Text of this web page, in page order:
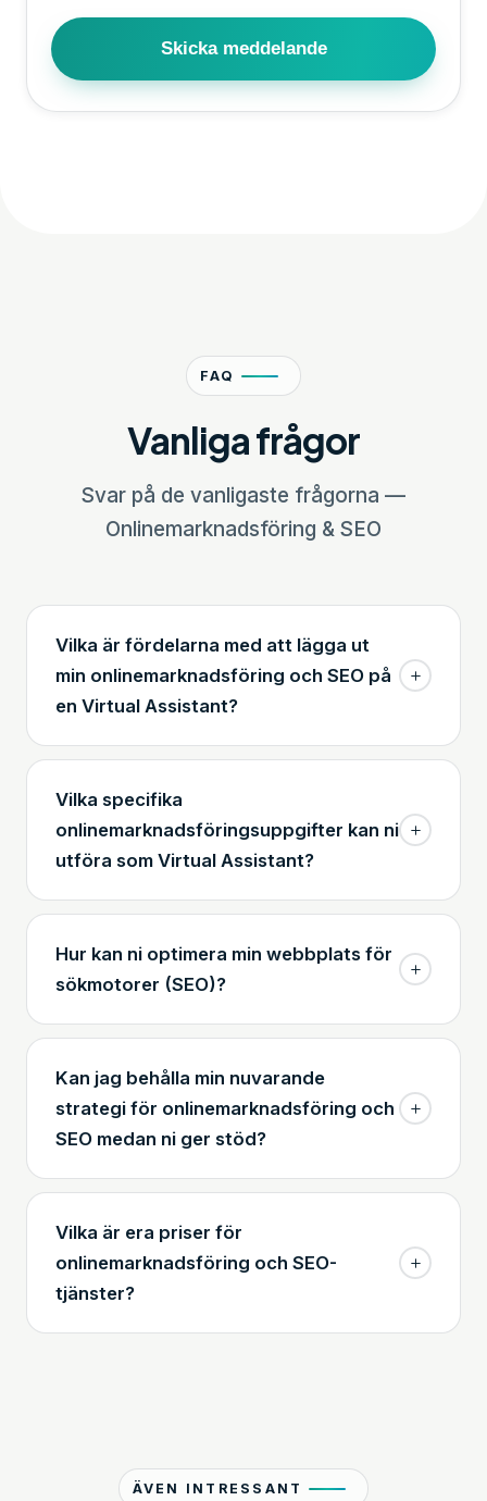
Skicka meddelande
FAQ
Vanliga frågor
Svar på de vanligaste frågorna —
Onlinemarknadsföring & SEO
Vilka är fördelarna med att lägga ut
min onlinemarknadsföring och SEO på
en Virtual Assistant?
Vilka specifika
onlinemarknadsföringsuppgifter kan ni
utföra som Virtual Assistant?
Hur kan ni optimera min webbplats för
sökmotorer (SEO)?
Kan jag behålla min nuvarande
strategi för onlinemarknadsföring och
SEO medan ni ger stöd?
Vilka är era priser för
onlinemarknadsföring och SEO-
tjänster?
ÄVEN INTRESSANT